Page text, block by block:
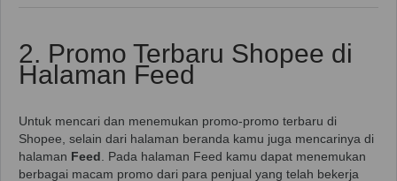
2. Promo Terbaru Shopee di
Halaman Feed
Untuk mencari dan menemukan promo-promo terbaru di
Shopee, selain dari halaman beranda kamu juga mencarinya di
halaman Feed. Pada halaman Feed kamu dapat menemukan
berbagai macam promo dari para penjual yang telah bekerja